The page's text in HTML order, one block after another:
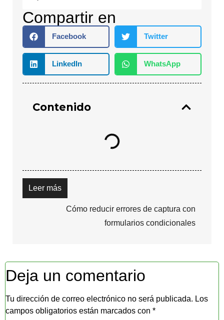
Compartir en
Facebook Twitter
LinkedIn WhatsApp
Contenido
Leer más
Cómo reducir errores de captura con
formularios condicionales
Deja un comentario
Tu dirección de correo electrónico no será publicada. Los
campos obligatorios están marcados con *